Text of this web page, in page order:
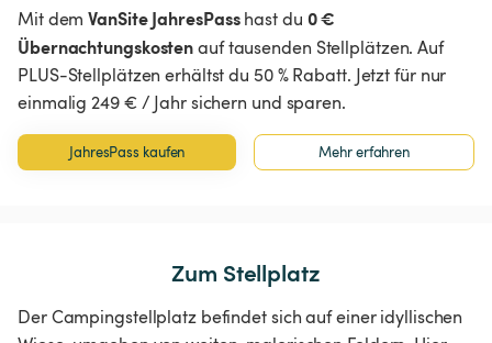
Mit demVanSite JahresPasshast du 0 €
Übernachtungskostenauf tausenden Stellplätzen. Auf
PLUS-Stellplätzen erhältst du 50 % Rabatt. Jetzt für nur
einmalig 249 € / Jahr sichern und sparen.
JahresPass kaufen Mehr erfahren
Zum Stellplatz
Der Campingstellplatz befindet sich auf einer idyllischen